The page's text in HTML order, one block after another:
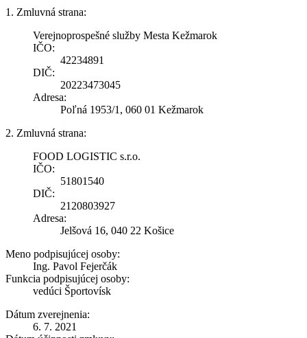
1. Zmluvná strana:
Verejnoprospešné služby Mesta Kežmarok
IČO:
42234891
DIČ:
20223473045
Adresa:
Poľná 1953/1, 060 01 Kežmarok
2. Zmluvná strana:
FOOD LOGISTIC s.r.o.
IČO:
51801540
DIČ:
2120803927
Adresa:
Jelšová 16, 040 22 Košice
Meno podpisujúcej osoby:
Ing. Pavol Fejerčák
Funkcia podpisujúcej osoby:
vedúci Športovísk
Dátum zverejnenia:
6. 7. 2021